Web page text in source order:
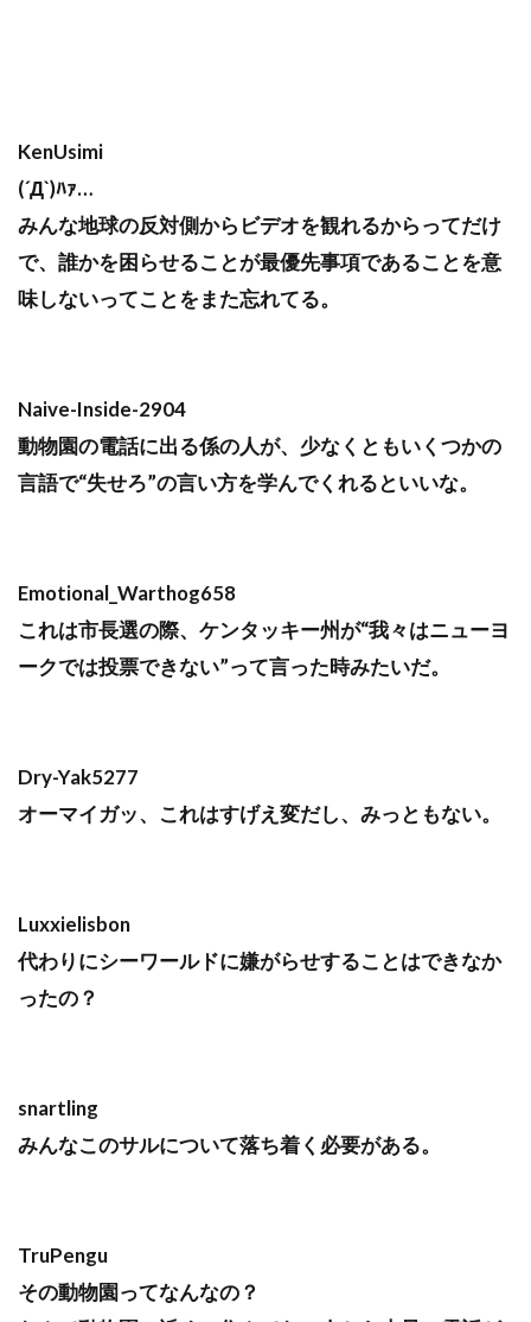
KenUsimi
(´Д`)ﾊｧ…
みんな地球の反対側からビデオを観れるからってだけ
で、誰かを困らせることが最優先事項であることを意
味しないってことをまた忘れてる。
Naive-Inside-2904
動物園の電話に出る係の人が、少なくともいくつかの
言語で“失せろ”の言い方を学んでくれるといいな。
Emotional_Warthog658
これは市長選の際、ケンタッキー州が“我々はニューヨ
ークでは投票できない”って言った時みたいだ。
Dry-Yak5277
オーマイガッ、これはすげえ変だし、みっともない。
Luxxielisbon
代わりにシーワールドに嫌がらせすることはできなか
ったの？
snartling
みんなこのサルについて落ち着く必要がある。
TruPengu
その動物園ってなんなの？